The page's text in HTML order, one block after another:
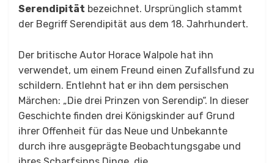
Serendipität bezeichnet. Ursprünglich stammt
der Begriff Serendipität aus dem 18. Jahrhundert.
Der britische Autor Horace Walpole hat ihn
verwendet, um einem Freund einen Zufallsfund zu
schildern. Entlehnt hat er ihn dem persischen
Märchen: „Die drei Prinzen von Serendip“. In dieser
Geschichte finden drei Königskinder auf Grund
ihrer Offenheit für das Neue und Unbekannte
durch ihre ausgeprägte Beobachtungsgabe und